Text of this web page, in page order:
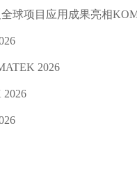
球项目应用成果亮相
2026